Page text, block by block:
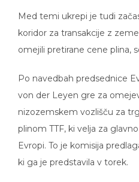
koridor za transakcije z
omejili pretirane cene plina,
von der Leyen gre za
nizozemskem vozlišču za
plinom TTF, ki velja za
Evropi. To je komisija
ki ga je predstavila v torek.